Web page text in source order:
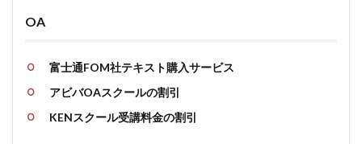
OA
富士通FOM社テキスト購入サービス
アビバOAスクールの割引
KENスクール受講料金の割引